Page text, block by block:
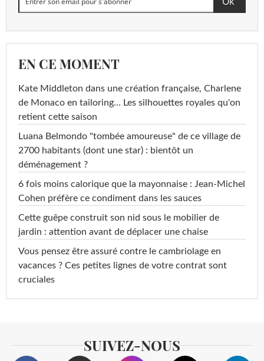
EN CE MOMENT
Kate Middleton dans une création française, Charlene
de Monaco en tailoring… Les silhouettes royales qu'on
retient cette saison
Luana Belmondo "tombée amoureuse" de ce village de
2700 habitants (dont une star) : bientôt un
déménagement ?
6 fois moins calorique que la mayonnaise : Jean-Michel
Cohen préfère ce condiment dans les sauces
Cette guêpe construit son nid sous le mobilier de
jardin : attention avant de déplacer une chaise
Vous pensez être assuré contre le cambriolage en
vacances ? Ces petites lignes de votre contrat sont
cruciales
SUIVEZ-NOUS